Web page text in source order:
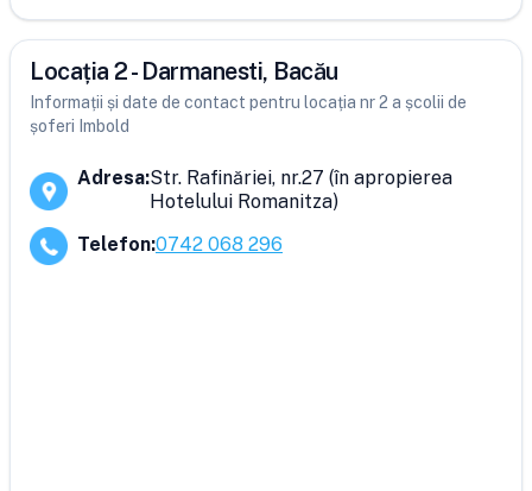
Locația 2 - Darmanesti, Bacău
Informații și date de contact pentru locația nr 2 a școlii de
șoferi Imbold
Adresa:Str. Rafinăriei, nr.27 (în apropierea
Hotelului Romanitza)
Telefon:0742 068 296